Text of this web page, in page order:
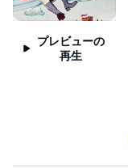
プレビューの
再生